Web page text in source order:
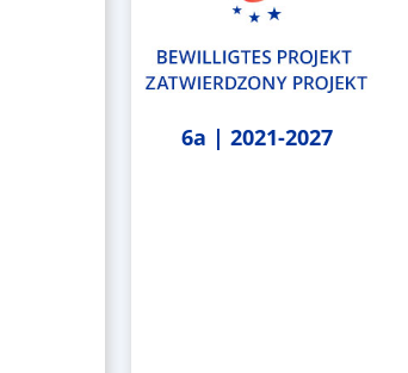
6a | 2021-2027